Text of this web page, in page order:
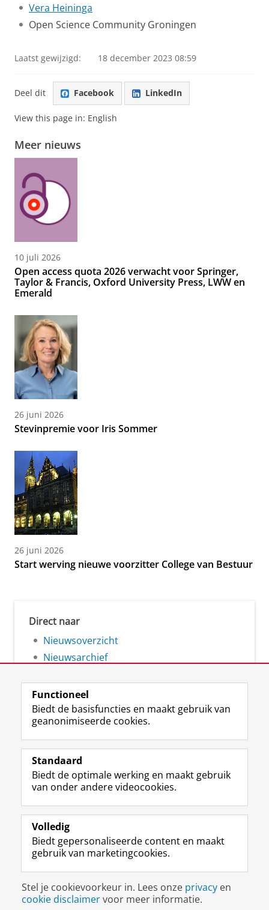
Vera Heininga
Open Science Community Groningen
Laatst gewijzigd: 18 december 2023 08:59
Deel dit Facebook LinkedIn
View this page in: English
Meer nieuws
10 juli 2026
Open access quota 2026 verwacht voor Springer,
Taylor & Francis, Oxford University Press, LWW en
Emerald
26 juni 2026
Stevinpremie voor Iris Sommer
26 juni 2026
Start werving nieuwe voorzitter College van Bestuur
Direct naar
Nieuwsoverzicht
Nieuwsarchief
Volg de RUG
F
a
e
b
o
p
a
i
n
a
L
i
k
e
I
-
p
g
i
n
R
S
-
f
e
R
k
s
u
I
n
t
r
m
c
c
o
Y
o
T
e
k
a
a
Studiekiezers
Alumni
Over ons
Disclaimer & Copyright
Inloggen
Functioneel
Biedt de basisfuncties en maakt gebruik van
geanonimiseerde cookies.
Standaard
Biedt de optimale werking en maakt gebruik
van onder andere videocookies.
Volledig
Biedt gepersonaliseerde content en maakt
gebruik van marketingcookies.
Stel je cookievoorkeur in. Lees onze privacy en
cookie disclaimervoor meer informatie.